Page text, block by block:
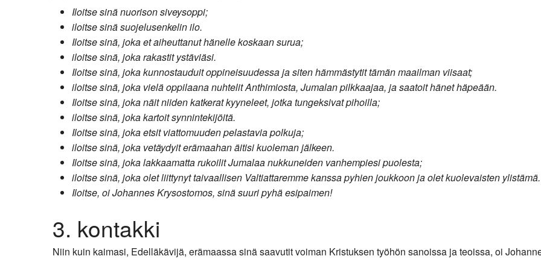
Iloitse sinä nuorison siveysoppi;
iloitse sinä suojelusenkelin ilo.
Iloitse sinä, joka et aiheuttanut hänelle koskaan surua;
iloitse sinä, joka rakastit ystäviäsi.
Iloitse sinä, joka kunnostauduit oppineisuudessa ja siten hämmästytit tämän maailman viisaat;
iloitse sinä, joka vielä oppilaana nuhtelit Anthimiosta, Jumalan pilkkaajaa, ja saatoit hänet häpeään.
Iloitse sinä, joka näit niiden katkerat kyyneleet, jotka tungeksivat pihoilla;
iloitse sinä, joka kartoit synnintekijöitä.
Iloitse sinä, joka etsit viattomuuden pelastavia polkuja;
iloitse sinä, joka vetäydyit erämaahan äitisi kuoleman jälkeen.
Iloitse sinä, joka lakkaamatta rukoilit Jumalaa nukkuneiden vanhempiesi puolesta;
iloitse sinä, joka olet liittynyt taivaallisen Valtiattaremme kanssa pyhien joukkoon ja olet kuolevaisten ylistämä.
Iloitse, oi Johannes Krysostomos, sinä suuri pyhä esipaimen!
3. kontakki
Niin kuin kaimasi, Edelläkävijä, erämaassa sinä saavutit voiman Kristuksen työhön sanoissa ja teoissa, oi